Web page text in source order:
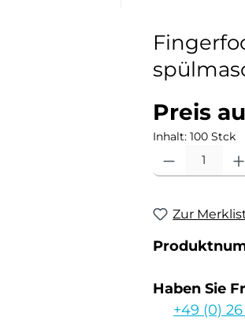
Preis
Inhalt: 100 Stck
Produkt Anzahl:
Zur
Haben Sie
+49 (0)